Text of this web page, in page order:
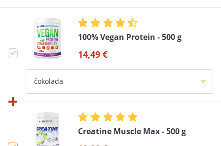
100% Vegan Protein - 500 g
14,49 €
Creatine Muscle Max - 500 g